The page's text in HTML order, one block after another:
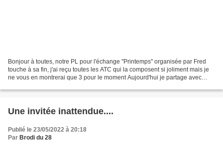
Bonjour à toutes, notre PL pour l'échange "Printemps" organisée par Fred
touche à sa fin, j'ai reçu toutes les ATC qui la composent si joliment mais je
ne vous en montrerai que 3 pour le moment Aujourd'hui je partage avec
Une invitée inattendue....
Publié le 23/05/2022 à 20:18
Par Brodi du 28